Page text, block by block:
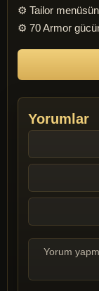
⚙️ Tailor
⚙️ 70 Armor
Yorumlar
Yorum